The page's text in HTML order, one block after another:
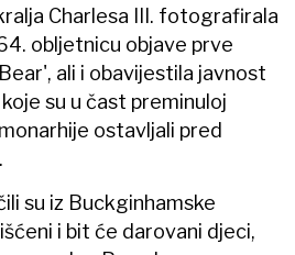
Charlesa III. fotografirala
obljetnicu objave prve
ali i obavijestila javnost
su u čast preminuloj
ostavljali pred
su iz Buckginhamske
i bit će darovani djeci,